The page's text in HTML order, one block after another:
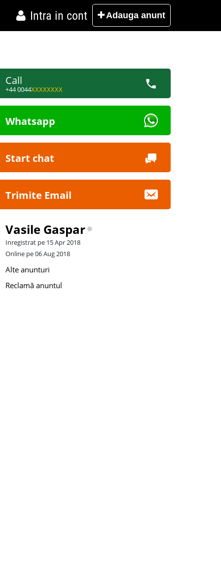
Intra in cont Adauga anunt
Call
+44 0044XXXXXXXX
Whatsapp
Start chat
Trimite Email
Vasile Gaspar
Inregistrat pe 15 Apr 2018
Online pe 06 Aug 2018
Alte anunturi
Reclamă anuntul